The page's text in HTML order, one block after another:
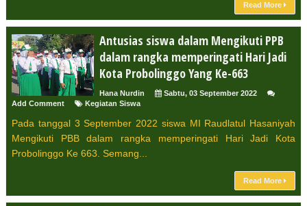
Read More
Antusias siswa dalam Mengikuti PPB
dalam rangka memperingati Hari Jadi
Kota Probolinggo Yang Ke-663
Hana Nurdin
Sabtu, 03 September 2022
Add Comment
Kegiatan Siswa
Pada tanggal 3 September 2022 siswa MI Raudlatul Hasaniyah
Mengikuti PBB dalam rangka memperingati Hari Jadi Kota
Probolinggo Ke 663. Semang...
Read More